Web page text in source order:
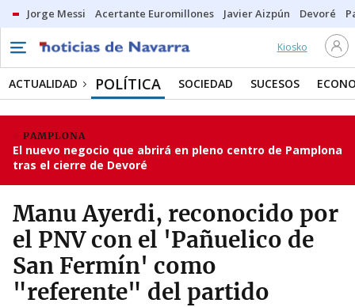
Jorge Messi Acertante Euromillones Javier Aizpún Devoré
Kiosko
ACTUALIDAD POLÍTICA SOCIEDAD SUCESOS
PAMPLONA
El nuevo negocio que abrirá en pleno centro de Pamplona
tras el cierre de Devoré
Manu Ayerdi, reconocido por
el PNV con el 'Pañuelico de
San Fermín' como
"referente" del partido